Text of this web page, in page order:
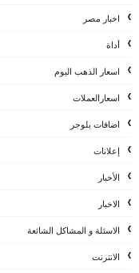
اخبار مصر
أداة
اسعار الذهب اليوم
اسعارالعملات
اضافات بلوجر
إعلانات
الأخبار
الاخبار
الاسئلة و المشاكل الشائعة
الانترنت